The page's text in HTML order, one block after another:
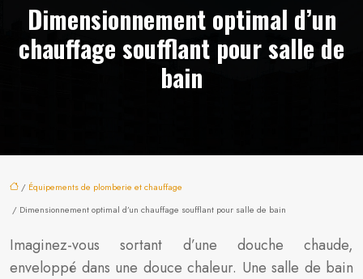
Dimensionnement optimal d’un
chauffage soufflant pour salle de
bain
/ Équipements de plomberie et chauffage
/ Dimensionnement optimal d’un chauffage soufflant pour salle de bain
Imaginez-vous sortant d’une douche chaude,
enveloppé dans une douce chaleur. Une salle de bain